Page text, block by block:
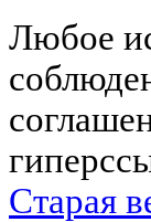
Любое
Старая